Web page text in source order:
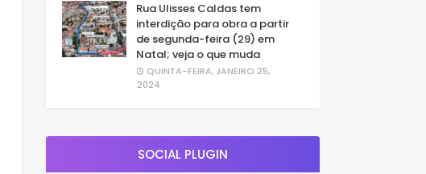
Rua Ulisses Caldas tem
interdição para obra a partir
de segunda-feira (29) em
Natal; veja o que muda
QUINTA-FEIRA, JANEIRO 25,
2024
SOCIAL PLUGIN